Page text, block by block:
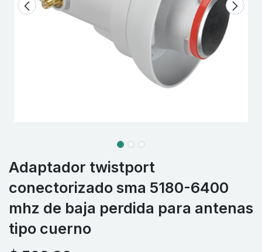
Adaptador twistport
conectorizado sma 5180-6400
mhz de baja perdida para antenas
tipo cuerno